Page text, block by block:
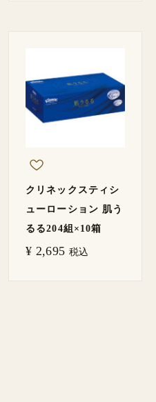
クリネックスティシ
ューローション 肌う
るる204組×10箱
¥ 2,695 税込